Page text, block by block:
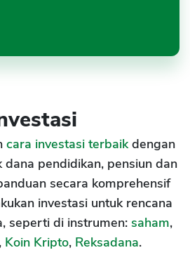
cara investasi terbaikdengan
pendidikan, pensiun dan
secara komprehensif
investasi untuk rencana
seperti di instrumen: saham,
, Koin Kripto, Reksadana.